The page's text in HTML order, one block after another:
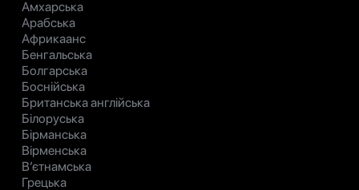
Амхарська
Арабська
Африкаанс
Бенгальська
Болгарська
Боснійська
Британська англійська
Білоруська
Бірманська
Вірменська
В’єтнамська
Грецька